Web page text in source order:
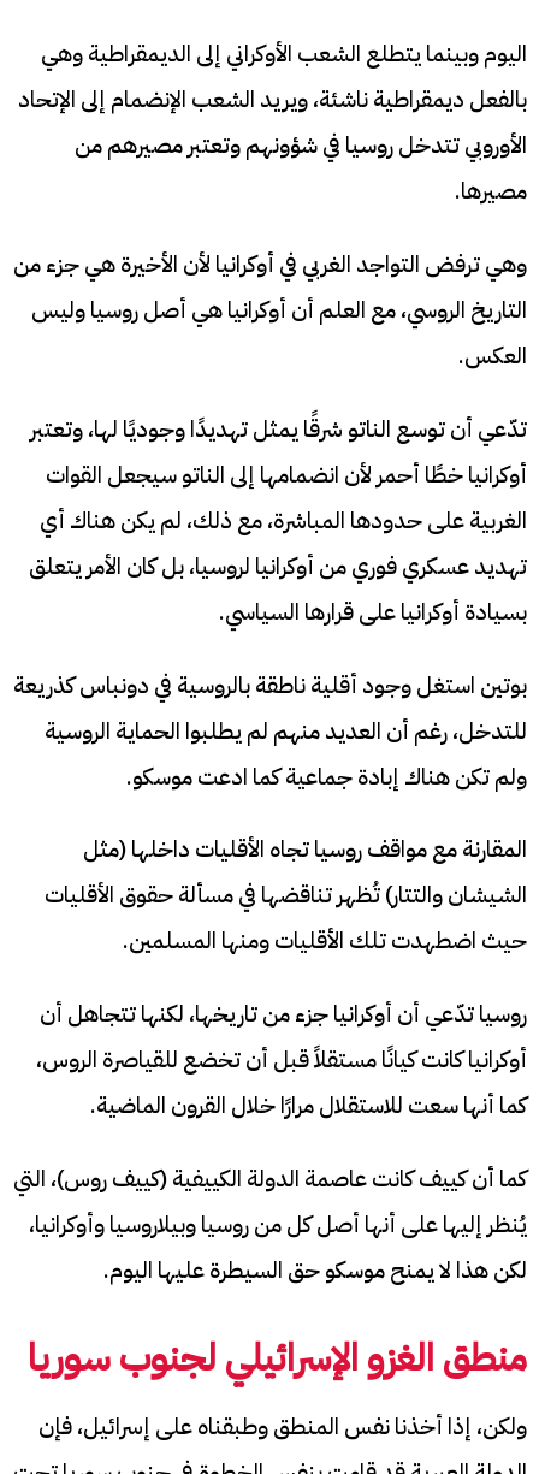
اليوم وبينما يتطلع الشعب الأوكراني إلى الديمقراطية وهي
بالفعل ديمقراطية ناشئة، ويريد الشعب الإنضمام إلى الإتحاد
الأوروبي تتدخل روسيا في شؤونهم وتعتبر مصيرهم من
مصيرها.
وهي ترفض التواجد الغربي في أوكرانيا لأن الأخيرة هي جزء من
التاريخ الروسي، مع العلم أن أوكرانيا هي أصل روسيا وليس
العكس.
تدّعي أن توسع الناتو شرقًا يمثل تهديدًا وجوديًا لها، وتعتبر
أوكرانيا خطًا أحمر لأن انضمامها إلى الناتو سيجعل القوات
الغربية على حدودها المباشرة، مع ذلك، لم يكن هناك أي
تهديد عسكري فوري من أوكرانيا لروسيا، بل كان الأمر يتعلق
بسيادة أوكرانيا على قرارها السياسي.
بوتين استغل وجود أقلية ناطقة بالروسية في دونباس كذريعة
للتدخل، رغم أن العديد منهم لم يطلبوا الحماية الروسية
ولم تكن هناك إبادة جماعية كما ادعت موسكو.
المقارنة مع مواقف روسيا تجاه الأقليات داخلها (مثل
الشيشان والتتار) تُظهر تناقضها في مسألة حقوق الأقليات
حيث اضطهدت تلك الأقليات ومنها المسلمين.
روسيا تدّعي أن أوكرانيا جزء من تاريخها، لكنها تتجاهل أن
أوكرانيا كانت كيانًا مستقلاً قبل أن تخضع للقياصرة الروس،
كما أنها سعت للاستقلال مرارًا خلال القرون الماضية.
كما أن كييف كانت عاصمة الدولة الكييفية (كييف روس)، التي
يُنظر إليها على أنها أصل كل من روسيا وبيلاروسيا وأوكرانيا،
لكن هذا لا يمنح موسكو حق السيطرة عليها اليوم.
منطق الغزو الإسرائيلي لجنوب سوريا
ولكن، إذا أخذنا نفس المنطق وطبقناه على إسرائيل، فإن